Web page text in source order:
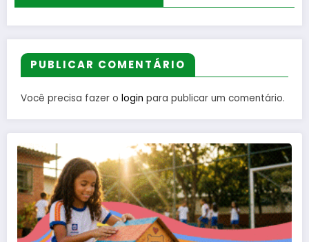
PUBLICAR COMENTÁRIO
Você precisa fazer o login para publicar um comentário.